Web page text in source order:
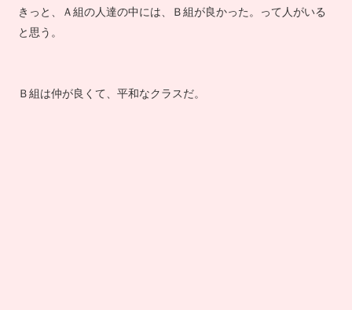
きっと、Ａ組の人達の中には、Ｂ組が良かった。って人がいる
と思う。
Ｂ組は仲が良くて、平和なクラスだ。